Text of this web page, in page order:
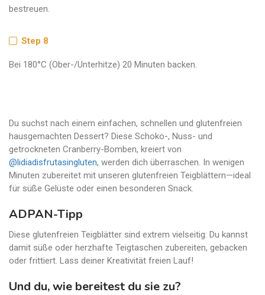
bestreuen.
Step 8
Bei 180°C (Ober-/Unterhitze) 20 Minuten backen.
Du suchst nach einem einfachen, schnellen und glutenfreien
hausgemachten Dessert? Diese Schoko-, Nuss- und
getrockneten Cranberry-Bomben, kreiert von
@lidiadisfrutasingluten, werden dich überraschen. In wenigen
Minuten zubereitet mit unseren glutenfreien Teigblättern—ideal
für süße Gelüste oder einen besonderen Snack.
ADPAN-Tipp
Diese glutenfreien Teigblätter sind extrem vielseitig: Du kannst
damit süße oder herzhafte Teigtaschen zubereiten, gebacken
oder frittiert. Lass deiner Kreativität freien Lauf!
Und du, wie bereitest du sie zu?